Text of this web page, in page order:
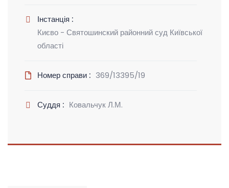
Інстанція :
Києво - Святошинский районний суд Київської
області
Номер справи : 369/13395/19
Суддя : Ковальчук Л.М.